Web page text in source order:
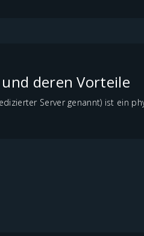
deren Vorteile
Server genannt) ist ein